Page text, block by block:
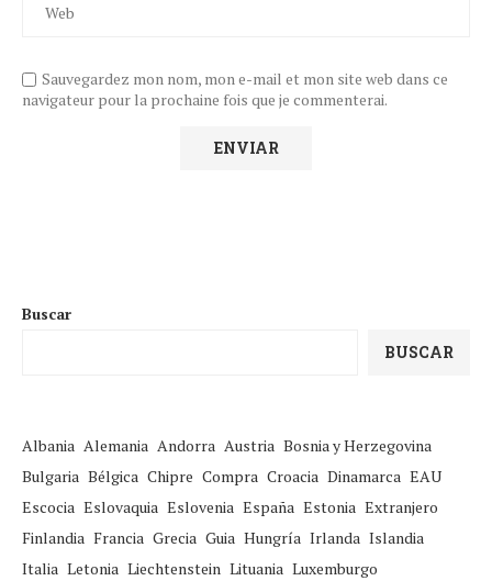
Sauvegardez mon nom, mon e-mail et mon site web dans ce
navigateur pour la prochaine fois que je commenterai.
Buscar
BUSCAR
Albania Alemania Andorra Austria Bosnia y Herzegovina
Bulgaria Bélgica Chipre Compra Croacia Dinamarca EAU
Escocia Eslovaquia Eslovenia España Estonia Extranjero
Finlandia Francia Grecia Guia Hungría Irlanda Islandia
Italia Letonia Liechtenstein Lituania Luxemburgo